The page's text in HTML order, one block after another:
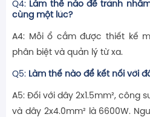
Q4: Làm thế nào để tránh
cùng một lúc?
A4: Mỗi ổ cắm được thiết kế
phân biệt và quản lý từ xa.
Q5: Làm thế nào để kết nối với
A5: Đối với dây 2x1.5mm², công
và dây 2x4.0mm² là 6600W.